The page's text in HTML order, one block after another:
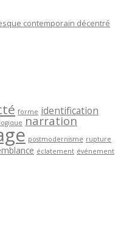
contemporain décentré
forme identification
narration
postmodernisme rupture
éclatement événement